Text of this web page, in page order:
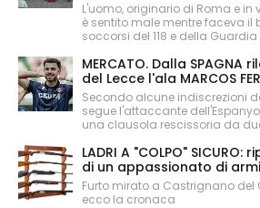
L'uomo, originario di Roma e in
è sentito male mentre faceva il
soccorsi del 118 e della
MERCATO. Dalla SPAGNA
del Lecce l'ala MARCOS
Secondo alcune indiscrezioni
segue l'attaccante
una clausola rescissoria da
LADRI A "COLPO"
di un appassionato di armi.
Furto mirato a Castrignano del
ecco la cronaca